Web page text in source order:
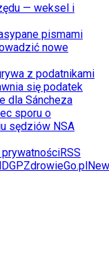
— weksel i
pismami
nowe
z podatnikami
się podatek
dla Sáncheza
sporu o
sędziów NSA
RSS
DGPZdrowieGo.pl